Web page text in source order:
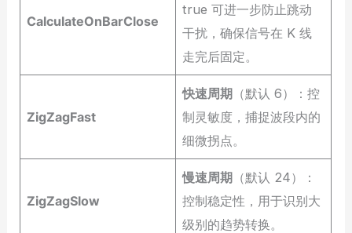
CalculateOnBarClose
true 可进一步防止跳动
干扰，确保信号在 K 线
走完后固定。
ZigZagFast
快速周期 （默认 6）：控
制灵敏度，捕捉波段内的
细微拐点。
ZigZagSlow
慢速周期 （默认 24）：
控制稳定性，用于识别大
级别的趋势转换。